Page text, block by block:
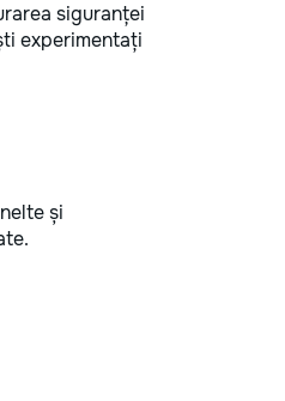
siguranței
experimentați
și